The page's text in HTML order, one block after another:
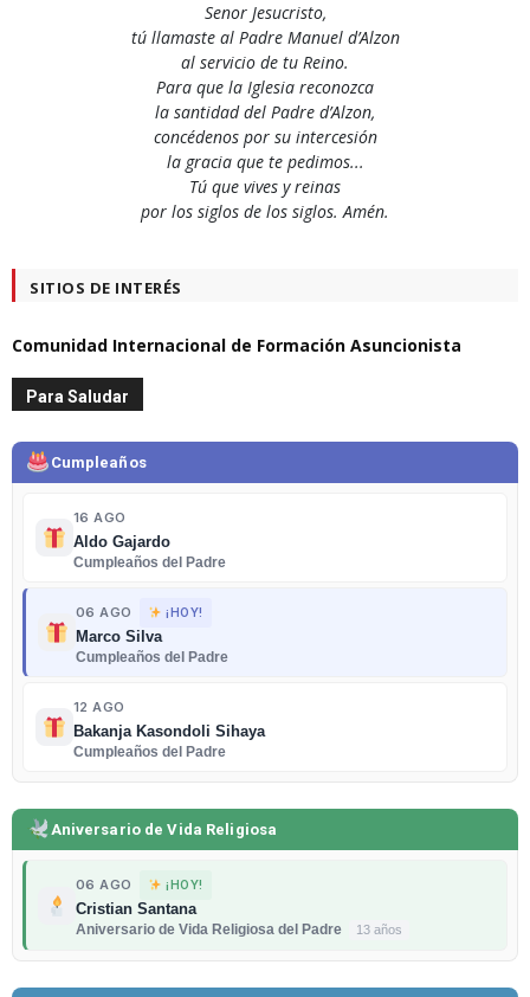
Senor Jesucristo,
tú llamaste al Padre Manuel d’Alzon
al servicio de tu Reino.
Para que la Iglesia reconozca
la santidad del Padre d’Alzon,
concédenos por su intercesión
la gracia que te pedimos...
Tú que vives y reinas
por los siglos de los siglos. Amén.
SITIOS DE INTERÉS
Comunidad Internacional de Formación Asuncionista
Para Saludar
Cumpleaños
16 AGO
Aldo Gajardo
Cumpleaños del Padre
06 AGO ¡HOY!
Marco Silva
Cumpleaños del Padre
12 AGO
Bakanja Kasondoli Sihaya
Cumpleaños del Padre
Aniversario de Vida Religiosa
06 AGO ¡HOY!
Cristian Santana
Aniversario de Vida Religiosa del Padre
13 años